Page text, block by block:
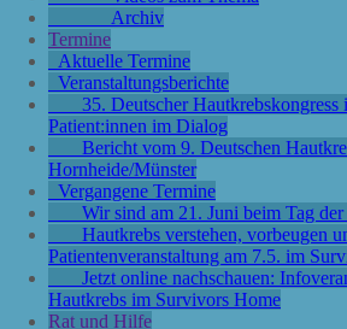
Archiv
Termine
Aktuelle Termine
Veranstaltungsberichte
35. Deutscher Hautkrebskongress
Patient:innen im Dialog
Bericht vom 9. Deutschen
Hornheide/Münster
Vergangene Termine
Wir sind am 21. Juni beim Tag
Hautkrebs verstehen, vorbeugen
Patientenveranstaltung am 7.5. im
Jetzt online nachschauen:
Hautkrebs im Survivors Home
Rat und Hilfe